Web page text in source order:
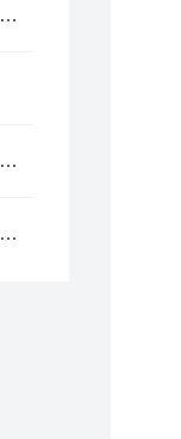
回转式机械格栅在污水处理厂运用有哪些功能?
回转式机械格栅除污机高效解决水体污染问题
回转式机械格栅是给排水预处理除污成套设备产品之一